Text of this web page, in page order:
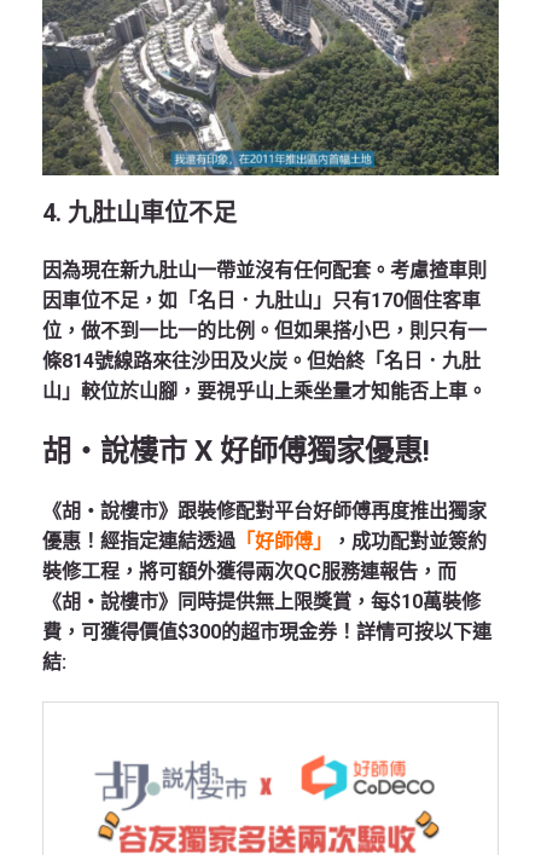
4. 九肚山車位不足
因為現在新九肚山一帶並沒有任何配套。考慮揸車則
因車位不足，如「名日．九肚山」只有170個住客車
位，做不到一比一的比例。但如果搭小巴，則只有一
條814號線路來往沙田及火炭。但始終「名日．九肚
山」較位於山腳，要視乎山上乘坐量才知能否上車。
胡‧說樓市 X 好師傅獨家優惠!
《胡‧說樓市》跟裝修配對平台好師傅再度推出獨家
優惠！經指定連結透過「好師傅」
，成功配對並簽約
裝修工程，將可額外獲得兩次QC服務連報告，而
《胡‧說樓市》同時提供無上限獎賞，每$10萬裝修
費，可獲得價值$300的超市現金券！詳情可按以下連
結: